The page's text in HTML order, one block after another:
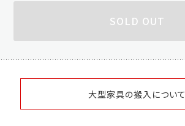
SOLD OUT
大型家具の搬入について